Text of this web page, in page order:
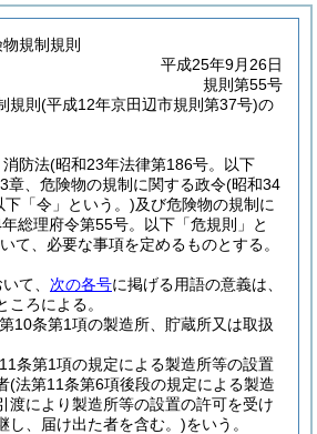
規制規則
平成25年9月26日
規則第55号
規則(平成12年京田辺市規則第37号)の
消防法(昭和23年法律第186号。以下
章、危険物の規制に関する政令(昭和34
「令」という。)及び危険物の規制に
総理府令第55号。以下「危規則」と
て、必要な事項を定めるものとする。
て、 次の各号に掲げる用語の意義は、
ころによる。
10条第1項の製造所、貯蔵所又は取扱
条第1項の規定による製造所等の設置
(法第11条第6項後段の規定による製造
渡により製造所等の設置の許可を受け
し、届け出た者を含む。)をいう。